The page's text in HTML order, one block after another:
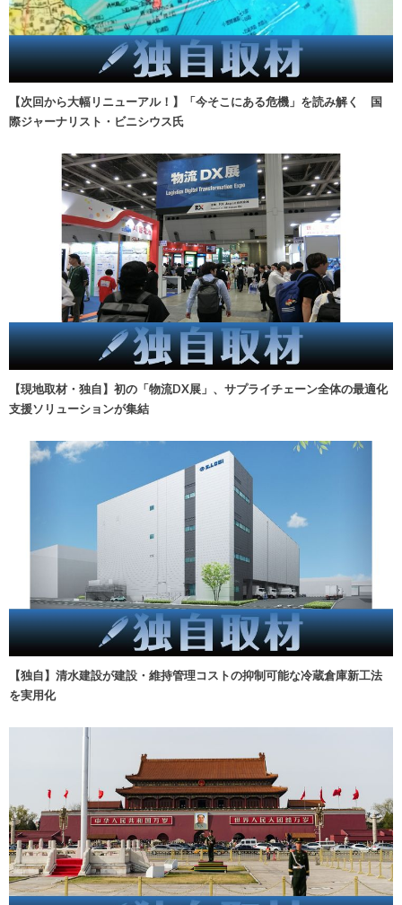
【次回から大幅リニューアル！】「今そこにある危機」を読み解く 国
際ジャーナリスト・ビニシウス氏
【現地取材・独自】初の「物流DX展」、サプライチェーン全体の最適化
支援ソリューションが集結
【独自】清水建設が建設・維持管理コストの抑制可能な冷蔵倉庫新工法
を実用化